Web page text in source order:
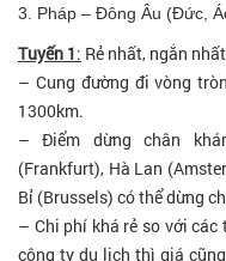
3. Pháp – Đông Âu (Đức,
Tuyến 1: Rẻ nhất, ngắn
– Cung đường đi vòng
1300km.
– Điểm dừng chân
(Frankfurt), Hà Lan
Bỉ (Brussels) có thể dừng
– Chi phí khá rẻ so với các
công ty du lich thì giá